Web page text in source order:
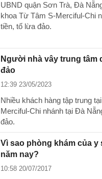
UBND quận Sơn Trà, Đà
khoa Từ Tâm S-Merciful-Chi
tiền, tố lừa đảo.
Người nhà vây trung
đảo
12:39 23/05/2023
Nhiều khách hàng tập trung
Merciful-Chi nhánh tại Đà
đảo.
Vì sao phòng khám của
năm nay?
10:58 20/07/2017